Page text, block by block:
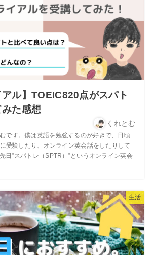
アル】TOEIC820点がスパト
た感想
くれとむ
です。僕は英語を勉強するのが好きで、日頃
受験したり、オンライン英会話をしたりして
日”スパトレ（SPTR）”というオンライン英会
生活